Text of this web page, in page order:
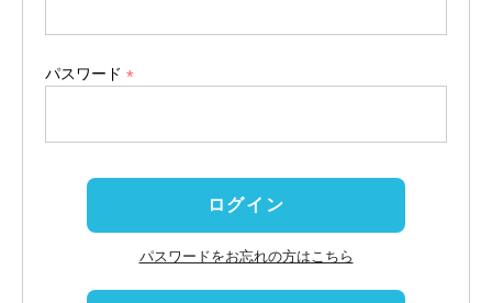
パスワード
)
ログイン
パスワードをお忘れの方はこちら